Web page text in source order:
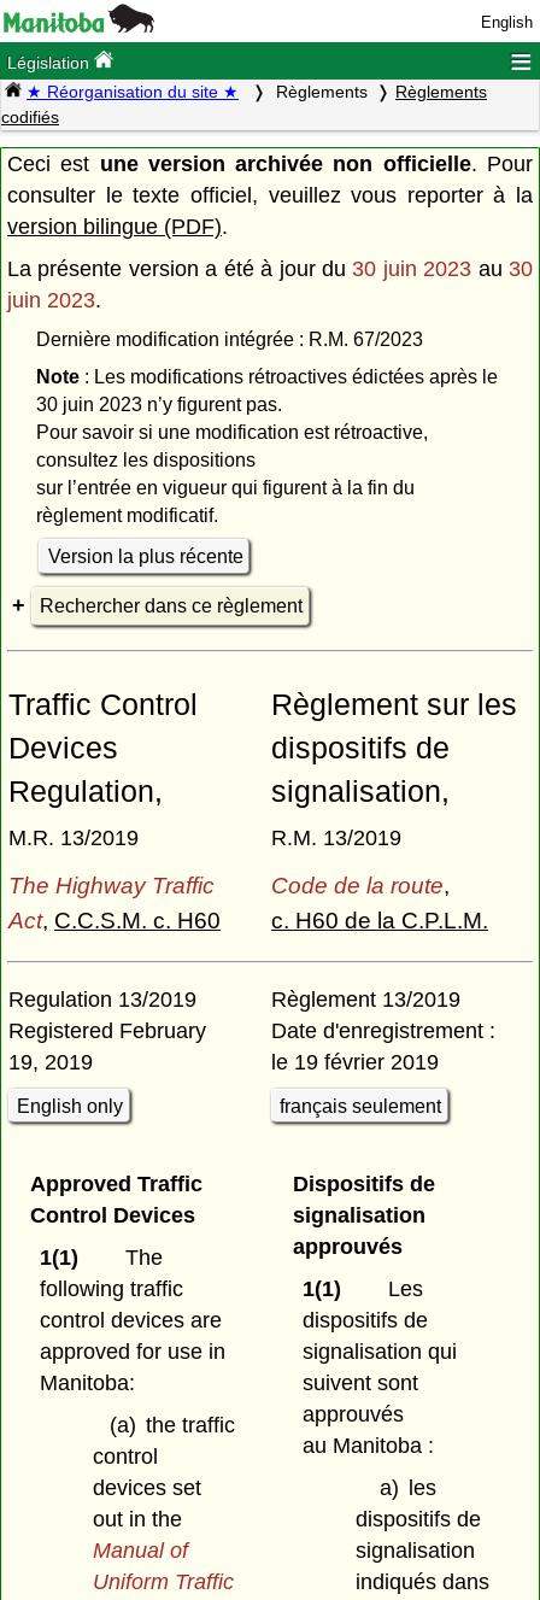
English
Législation ≡
★ Réorganisation du site ★ Règlements
Règlements
codifiés
Ceci est une version archivée non officielle. Pour
consulter le texte officiel, veuillez vous reporter à la
version bilingue (PDF).
La présente version a été à jour du 30 juin 2023 au 30
juin 2023.
Dernière modification intégrée : R.M. 67/2023
Note: Les modifications rétroactives édictées après le
30 juin 2023 n’y figurent pas.
Pour savoir si une modification est rétroactive,
consultez les dispositions
sur l’entrée en vigueur qui figurent à la fin du
règlement modificatif.
Version la plus récente
Rechercher dans ce règlement
Traffic Control
Devices
Regulation,
M.R. 13/2019
Règlement sur les
dispositifs de
signalisation,
R.M. 13/2019
The Highway Traffic
Act, C.C.S.M. c. H60
Code de la route,
c. H60 de la C.P.L.M.
Regulation 13/2019
Registered February
19, 2019
English only
Règlement 13/2019
Date d'enregistrement :
le 19 février 2019
français seulement
Approved Traffic
Control Devices
1(1)
The
following traffic
control devices are
approved for use in
Manitoba:
(a) the traffic
control
devices set
out in the
Manual of
Uniform Traffic
Dispositifs de
signalisation
approuvés
1(1)
Les
dispositifs de
signalisation qui
suivent sont
approuvés
au Manitoba :
a)
les
dispositifs de
signalisation
indiqués dans